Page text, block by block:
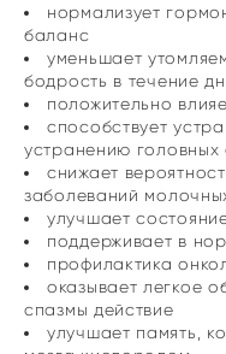
нормализует
баланс
уменьшает
бодрость в течение
положительно
способствует
устранению головных
снижает
заболеваний
улучшает
поддерживает в
профилактика
оказывает легкое
спазмы действие
улучшает память,